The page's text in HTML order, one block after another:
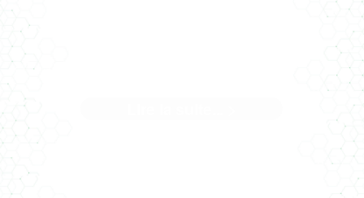
LE PROJET RU CHAMPLAIN À